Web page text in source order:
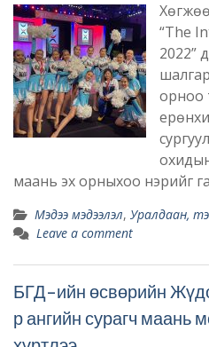
“The
2022”
орноо
маань эх орныхоо нэрийг
Мэдээ мэдээлэл, Уралдаан,
Leave a comment
БГД-ийн өсвөрийн
р ангийн сурагч маань